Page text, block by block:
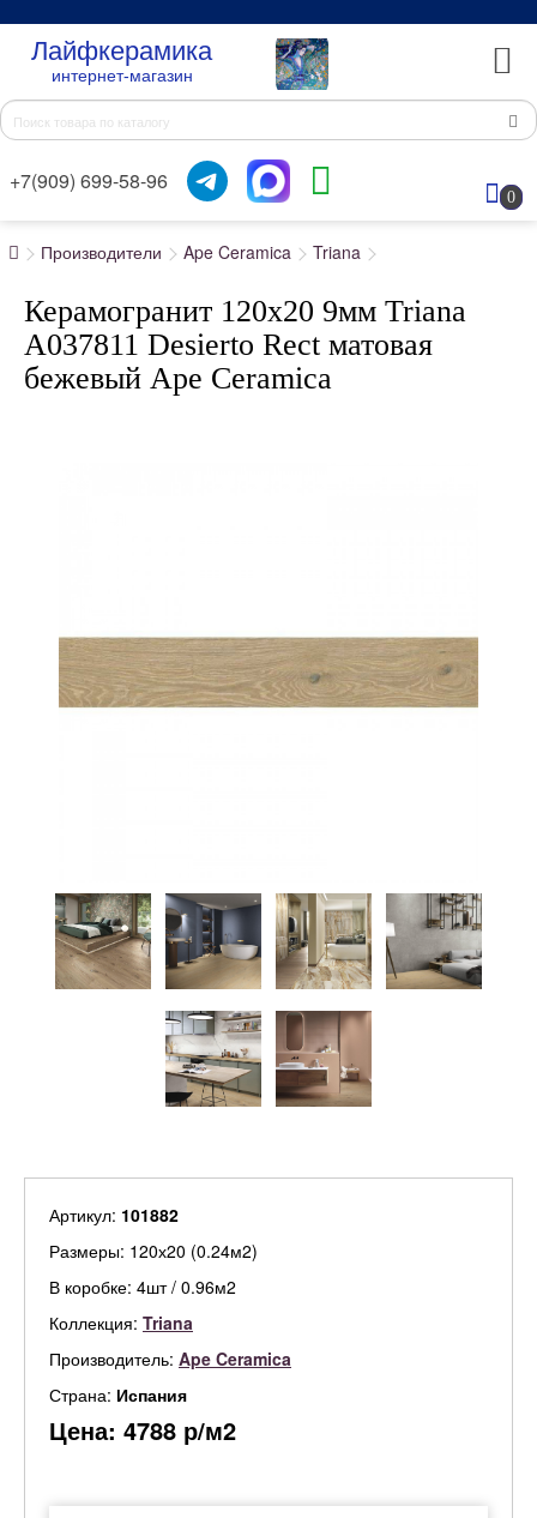
Лайфкерамика
интернет-магазин
+7(909) 699-58-96
0
Производители Ape Ceramica Triana
Керамогранит 120x20 9мм Triana
A037811 Desierto Rect матовая
бежевый Ape Ceramica
Артикул: 101882
Размеры: 120х20 (0.24м2)
В коробке: 4шт / 0.96м2
Коллекция: Triana
Производитель: Ape Ceramica
Страна: Испания
Цена: 4788 р/м2